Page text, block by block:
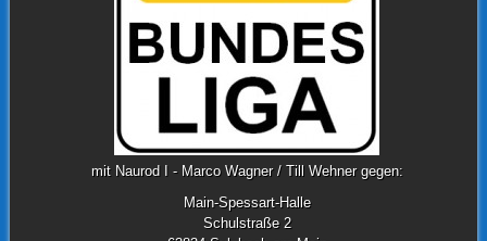
mit Naurod I - Marco Wagner / Till Wehner gegen:
Main-Spessart-Halle
Schulstraße 2